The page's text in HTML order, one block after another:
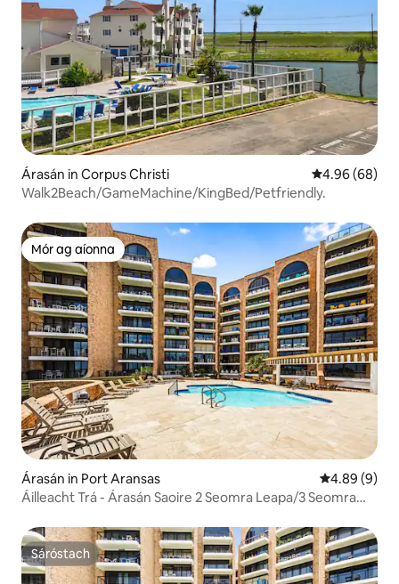
Árasán in Corpus Christi Meánrátáil
4.96 (68)
Walk2Beach/GameMachine/KingBed/Petfriendly.
Mór ag aíonna
Mór ag aíonna
Árasán in Port Aransas Meánrátáil
4.89 (9)
Áilleacht Trá - Árasán Saoire 2 Seomra Leapa/3 Seomra
Sáróstach
Sáróstach